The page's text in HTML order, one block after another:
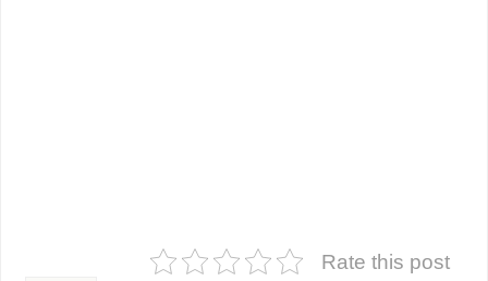
Rate this post